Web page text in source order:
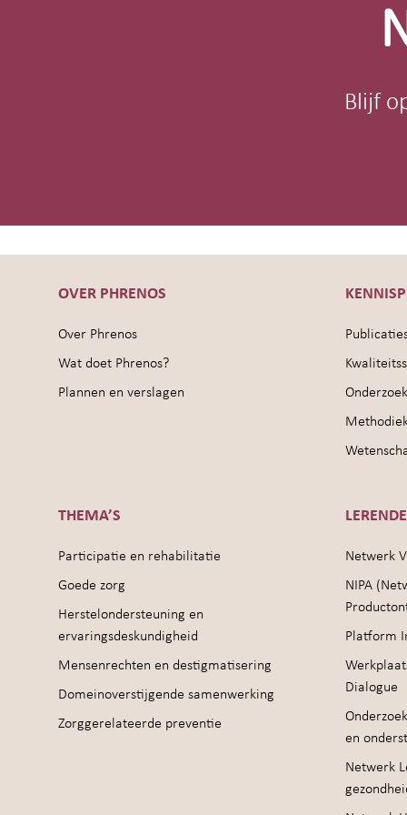
Blijf
OVER PHRENOS
Over Phrenos
Wat doet Phrenos?
Plannen en verslagen
THEMA’S
Participatie en rehabilitatie
Goede zorg
Herstelondersteuning en
ervaringsdeskundigheid
Mensenrechten en destigmatisering
Domeinoverstijgende samenwerking
Zorggerelateerde preventie
Netwerk
NIPA
Platform
Dialogue
en
Netwerk